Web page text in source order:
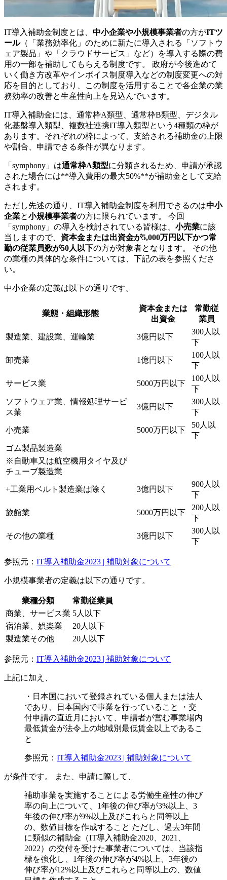
IT導入補助金制度とは、 中小企業や小規模事業者の方がITツ
ール（「業務効率化」のために新たに導入される「ソフトウ
ェア製品」や「クラウドサービス」など）を導入する際の費
用の一部を補助してもらえる制度です。 政府が今後進めて
いく働き方改革やインボイス制度導入などの制度変更への対
応を目的としており、この制度を活用することで各企業の業
務効率の改善と生産性向上を見込んでいます。
IT導入補助金には、通常枠A類型、通常枠B類型、デジタル
化基盤導入類型、複数社連携IT導入類型という4種類の枠が
あります。それぞれの枠によって、支給される補助金の上限
や割合、申請できる条件が異なります。
「symphony」は通常枠A類型に分類されるため、申請が承認
された場合には**導入費用の最大50%**が補助金として支給
されます。
ただし先述の通り、IT導入補助金制度を利用できるのは中小
企業と小規模事業者の方に限られています。 今回
「symphony」の導入を検討されている皆様は、 小売業に該
当しますので、 資本金または出資金が5,000万円以下かつ常
勤の従業員数が50人以下の方が対象者となります。 その他
の業種の具体的な条件については、下記の表を参照くださ
い。
中小企業の定義は以下の通りです。
業態・組織形態
資本金または
出資金
常勤従
業員
製造業、建設業、運輸業 3億円以下
300人以
下
卸売業 1億円以下
100人以
下
サービス業 5000万円以下
100人以
下
ソフトウェア業、情報処理サービ
ス業
3億円以下
300人以
下
小売業 5000万円以下
50人以
下
ゴム製品製造業
※自動車又は航空機用タイヤ及び
チューブ製造業
+工業用ベルト製造業は除く 3億円以下
900人以
下
旅館業 5000万円以下
200人以
下
その他の業種 3億円以下
300人以
下
参照元： IT導入補助金2023 | 補助対象について
小規模事業者の定義は以下の通りです。
業種分類
常勤従業員
商業、サービス業 5人以下
宿泊業、娯楽業
20人以下
製造業その他
20人以下
参照元： IT導入補助金2023 | 補助対象について
上記に加え、
・日本国において登録されている個人または法人
であり、日本国内で事業を行っていること ・交
付申請の直近月において、申請者が営む事業場内
最低賃金が法令上の地域別最低賃金以上であるこ
と
参照元： IT導入補助金2023 | 補助対象について
が条件です。 また、申請に際して、
補助事業を実施することによる労働生産性の伸び
率の向上について、1年後の伸び率が3%以上、3
年後の伸び率が9%以上及びこれらと同等以上
の、数値目標を作成すること ただし、過去3年間
に類似の補助金（IT導入補助金2020、2021、
2022）の交付を受けた事業者については、当該指
標を強化し、1年後の伸び率が4%以上、3年後の
伸び率が12%以上及びこれらと同等以上の、数値